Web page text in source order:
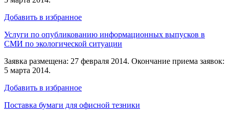
Добавить в избранное
Услуги по опубликованию информационных выпусков в
СМИ по экологической ситуации
Заявка размещена: 27 февраля 2014. Окончание приема заявок:
5 марта 2014.
Добавить в избранное
Поставка бумаги для офисной тезники